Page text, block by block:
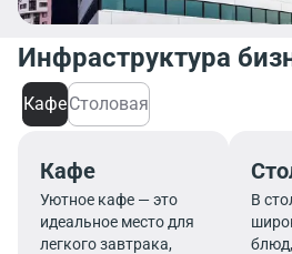
Инфраструктура
КафеСтоловая
Кафе
Уютное кафе — это
идеальное место для
легкого завтрака,
В